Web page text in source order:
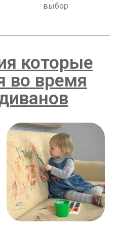
выбор
которые
во время